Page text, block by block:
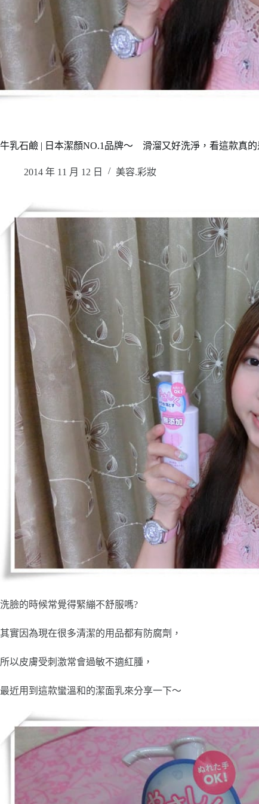
牛乳石鹼 | 日本潔顏NO.1品牌～ 滑溜又好洗淨，看這款真的
2014 年 11 月 12 日 美容.彩妝
洗臉的時候常覺得緊繃不舒服嗎?
其實因為現在很多清潔的用品都有防腐劑，
所以皮膚受刺激常會過敏不適紅腫，
最近用到這款蠻溫和的潔面乳來分享一下～